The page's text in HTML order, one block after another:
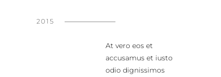
2015
At vero eos et
accusamus et iusto
odio dignissimos